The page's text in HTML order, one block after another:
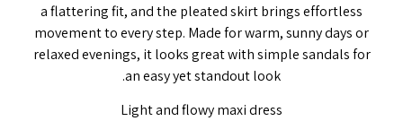
a flattering fit, and the pleated skirt brings effortless
movement to every step. Made for warm, sunny days or
relaxed evenings, it looks great with simple sandals for
an easy yet standout look.
Light and flowy maxi dress